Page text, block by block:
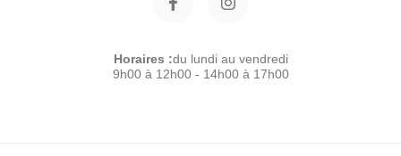
Horaires :du lundi au vendredi
9h00 à 12h00 - 14h00 à 17h00